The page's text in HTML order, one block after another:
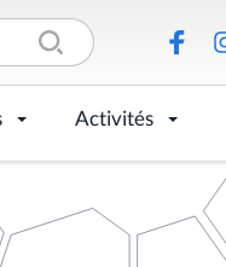
Activités